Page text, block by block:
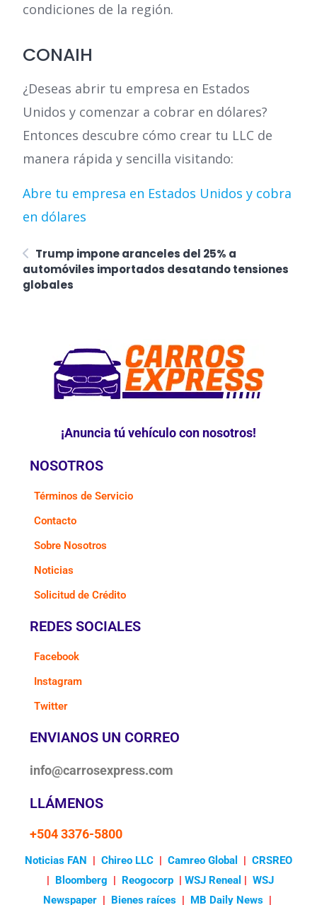
condiciones de la región.
CONAIH
¿Deseas abrir tu empresa en Estados
Unidos y comenzar a cobrar en dólares?
Entonces descubre cómo crear tu LLC de
manera rápida y sencilla visitando:
Abre tu empresa en Estados Unidos y cobra
en dólares
Trump impone aranceles del 25% a
automóviles importados desatando tensiones
globales
¡Anuncia tú vehículo con nosotros!
NOSOTROS
Términos de Servicio
Contacto
Sobre Nosotros
Noticias
Solicitud de Crédito
REDES SOCIALES
Facebook
Instagram
Twitter
ENVIANOS UN CORREO
info@carrosexpress.com
LLÁMENOS
+504 3376-5800
Noticias FAN Chireo LLC Camreo Global
CRSREO
Bloomberg Reogocorp| WSJ Reneal
WSJ
Newspaper| Bienes raíces| MB Daily News|